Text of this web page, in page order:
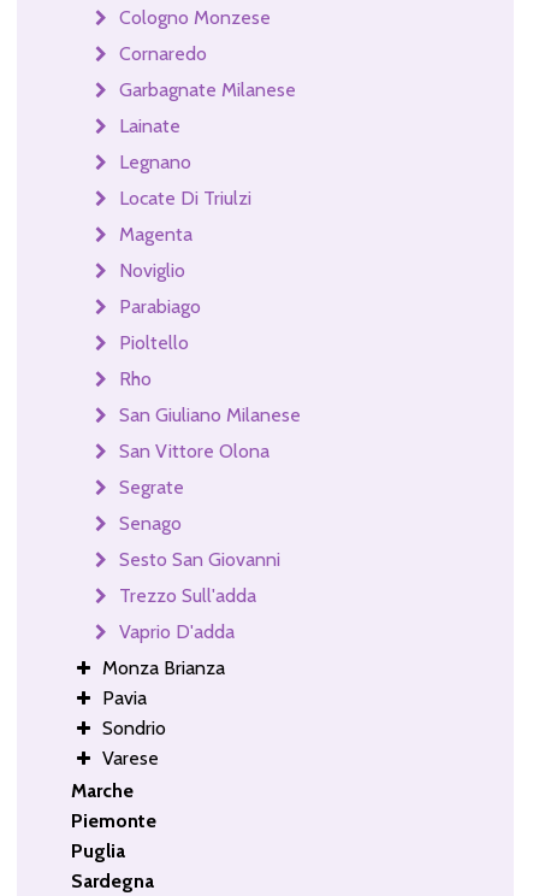
Cologno Monzese
Cornaredo
Garbagnate Milanese
Lainate
Legnano
Locate Di Triulzi
Magenta
Noviglio
Parabiago
Pioltello
Rho
San Giuliano Milanese
San Vittore Olona
Segrate
Senago
Sesto San Giovanni
Trezzo Sull'adda
Vaprio D'adda
Monza Brianza
Pavia
Sondrio
Varese
Marche
Piemonte
Puglia
Sardegna